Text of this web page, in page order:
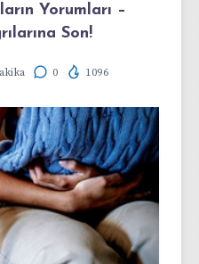
Yorumları –
Son!
0 1096